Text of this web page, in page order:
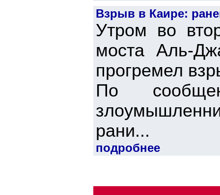
Взрыв в Каире:
Утром во
моста Аль-
прогремел
По
рани...
подробнее